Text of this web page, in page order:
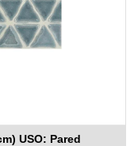
USO: Pared